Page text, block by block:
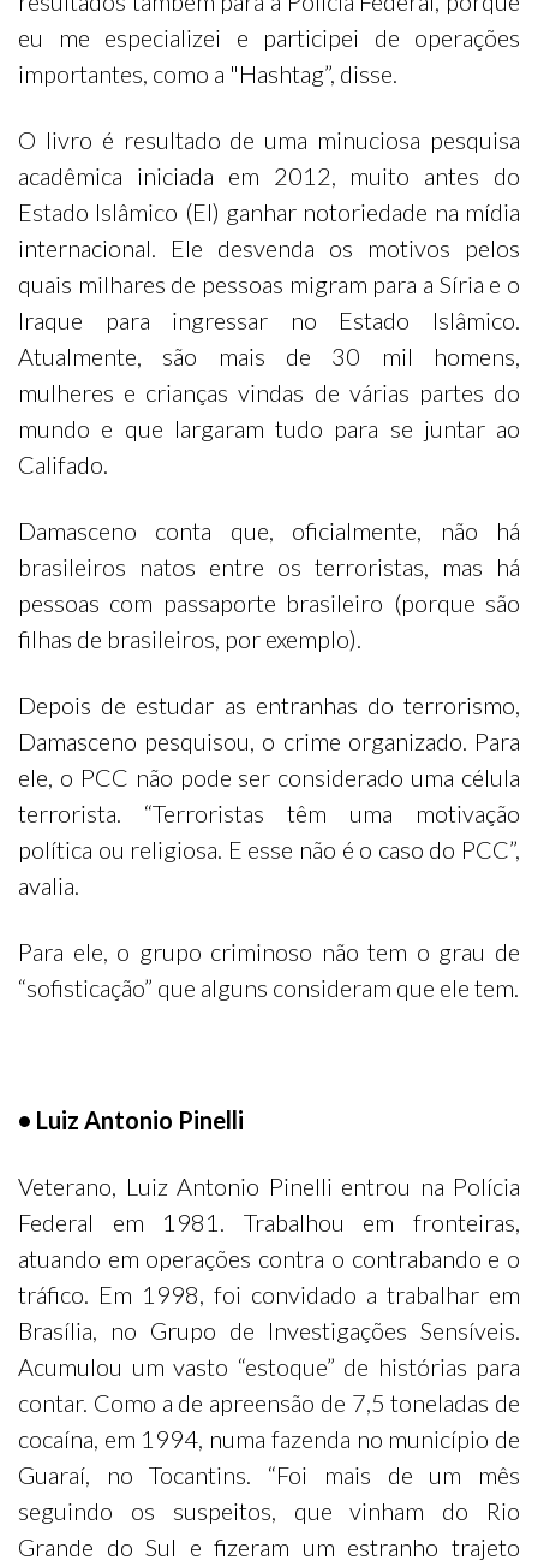
eu me especializei e participei de operações
importantes, como a "Hashtag”, disse.
O livro é resultado de uma minuciosa pesquisa
acadêmica iniciada em 2012, muito antes do
Estado Islâmico (EI) ganhar notoriedade na mídia
internacional. Ele desvenda os motivos pelos
quais milhares de pessoas migram para a Síria e o
Iraque para ingressar no Estado Islâmico.
Atualmente, são mais de 30 mil homens,
mulheres e crianças vindas de várias partes do
mundo e que largaram tudo para se juntar ao
Califado.
Damasceno conta que, oficialmente, não há
brasileiros natos entre os terroristas, mas há
pessoas com passaporte brasileiro (porque são
filhas de brasileiros, por exemplo).
Depois de estudar as entranhas do terrorismo,
Damasceno pesquisou, o crime organizado. Para
ele, o PCC não pode ser considerado uma célula
terrorista. “Terroristas têm uma motivação
política ou religiosa. E esse não é o caso do PCC”,
avalia.
Para ele, o grupo criminoso não tem o grau de
“sofisticação” que alguns consideram que ele tem.
• Luiz Antonio Pinelli
Veterano, Luiz Antonio Pinelli entrou na Polícia
Federal em 1981. Trabalhou em fronteiras,
atuando em operações contra o contrabando e o
tráfico. Em 1998, foi convidado a trabalhar em
Brasília, no Grupo de Investigações Sensíveis.
Acumulou um vasto “estoque” de histórias para
contar. Como a de apreensão de 7,5 toneladas de
cocaína, em 1994, numa fazenda no município de
Guaraí, no Tocantins. “Foi mais de um mês
seguindo os suspeitos, que vinham do Rio
Grande do Sul e fizeram um estranho trajeto